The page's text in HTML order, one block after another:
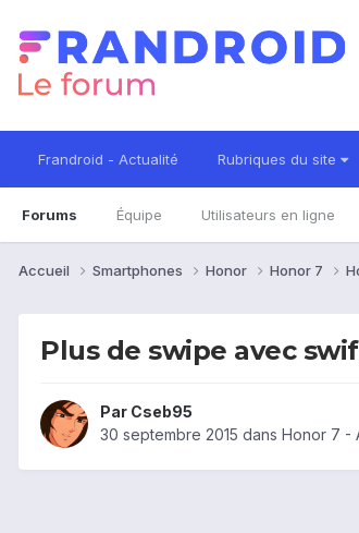
Frandroid - Actualité Rubriques du site
Forums Équipe Utilisateurs en ligne
Accueil Smartphones Honor Honor 7
Plus de swipe avec
Par Cseb95
30 septembre 2015 dans Honor 7 -